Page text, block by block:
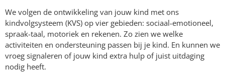
We volgen de ontwikkeling van jouw kind met ons
kindvolgsysteem (KVS) op vier gebieden: sociaal-emotioneel,
spraak-taal, motoriek en rekenen. Zo zien we welke
activiteiten en ondersteuning passen bij je kind. En kunnen we
vroeg signaleren of jouw kind extra hulp of juist uitdaging
nodig heeft.